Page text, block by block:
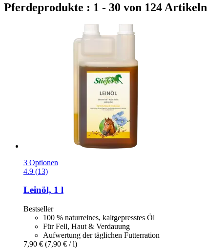
Pferdeprodukte : 1 - 30 von 124 Artikeln
3 Optionen
4.9 (13)
Leinöl, 1 l
Bestseller
100 % naturreines, kaltgepresstes Öl
Für Fell, Haut & Verdauung
Aufwertung der täglichen Futterration
7,90 € (7,90 € / l)